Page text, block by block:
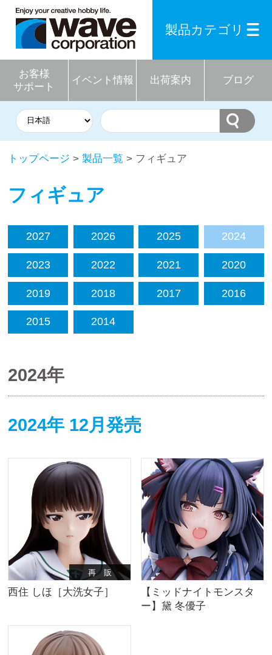
お客様
サポート
イベント情報 出荷案内 ブログ
製品カテゴリ
トップページ > 製品一覧 > フィギュア
フィギュア
2027 2026 2025 2024
2023 2022 2021 2020
2019 2018 2017 2016
2015 2014
2024年
2024年 12月発売
再 販
西住 しほ［大洗女子］
【ミッドナイトモンスタ
ー】黛 冬優子